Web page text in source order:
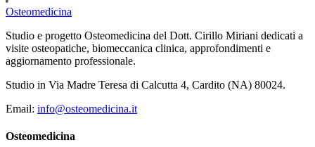
Osteomedicina
Studio e progetto Osteomedicina del Dott. Cirillo Miriani dedicati a
visite osteopatiche, biomeccanica clinica, approfondimenti e
aggiornamento professionale.
Studio in Via Madre Teresa di Calcutta 4, Cardito (NA) 80024.
Email: info@osteomedicina.it
Osteomedicina